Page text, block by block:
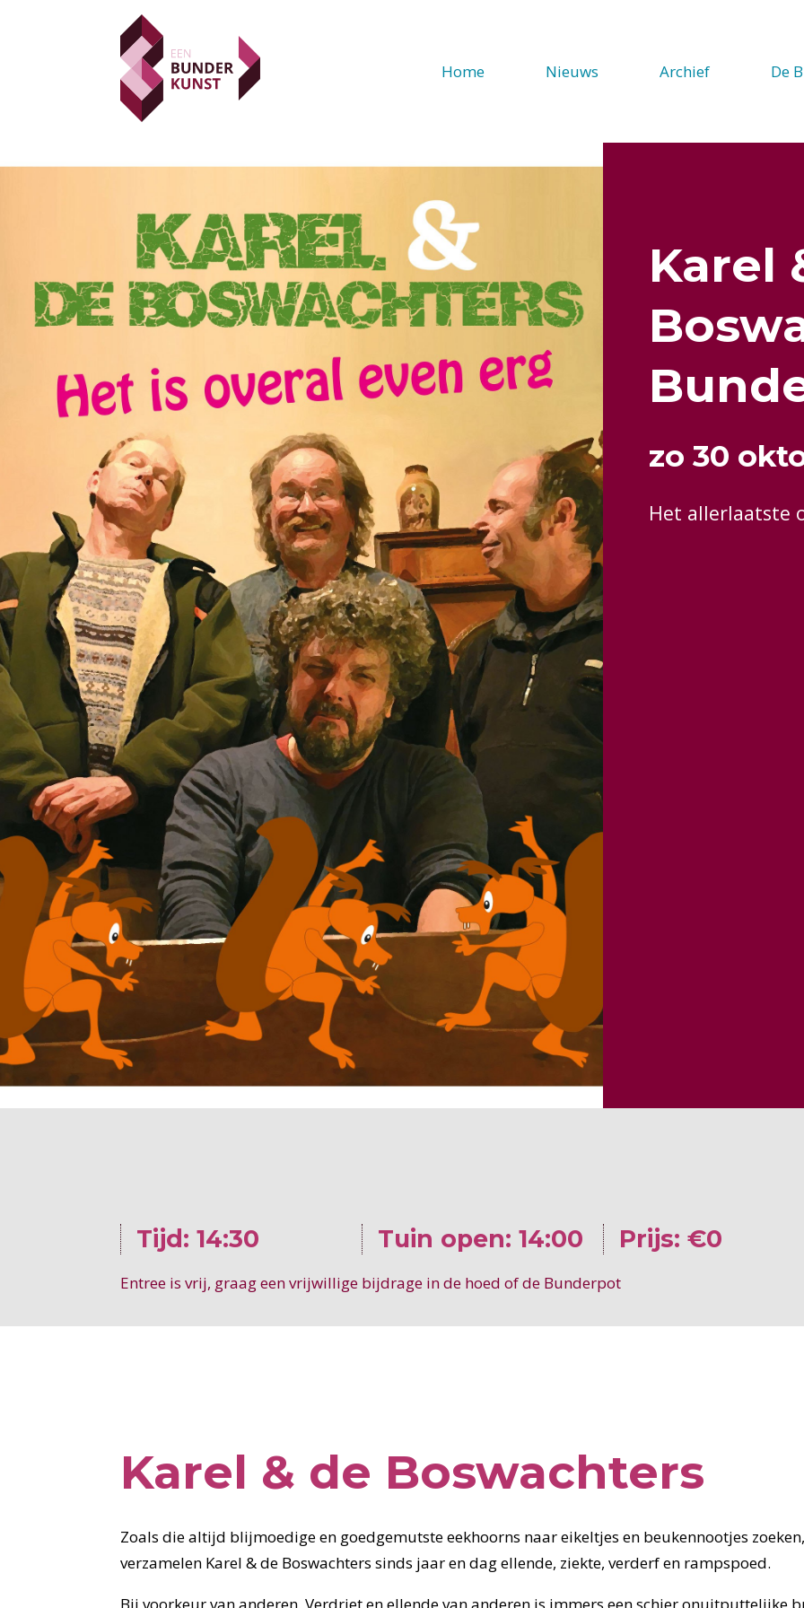
Home Nieuws Archief De
Karel
zo 30
Het allerlaatste
Tijd: 14:30 Tuin open: 14:00 Prijs: €0
Entree is vrij, graag een vrijwillige bijdrage in de hoed of de Bunderpot
Karel & de Boswachters
Zoals die altijd blijmoedige en goedgemutste eekhoorns naar eikeltjes en beukennootjes
verzamelen Karel & de Boswachters sinds jaar en dag ellende, ziekte, verderf en rampspoed.